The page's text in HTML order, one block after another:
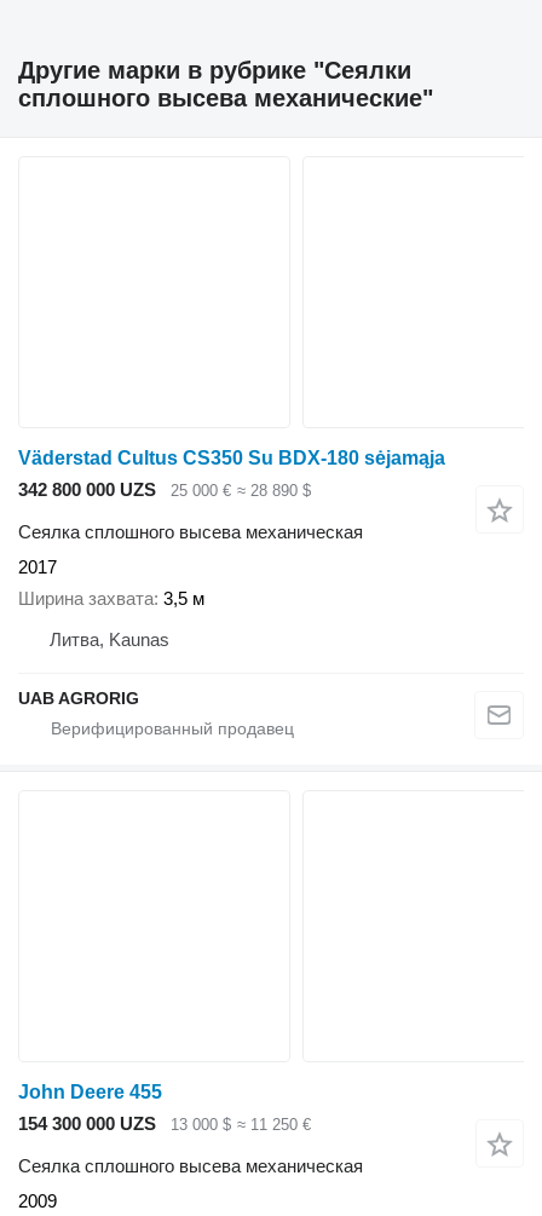
Другие марки в рубрике "Сеялки
сплошного высева механические"
Väderstad Cultus CS350 Su BDX-180 sėjamąja
342 800 000 UZS
25 000 € ≈ 28 890 $
Сеялка сплошного высева механическая
2017
Ширина захвата 3,5 м
Литва, Kaunas
UAB AGRORIG
John Deere 455
154 300 000 UZS
13 000 $ ≈ 11 250 €
Сеялка сплошного высева механическая
2009